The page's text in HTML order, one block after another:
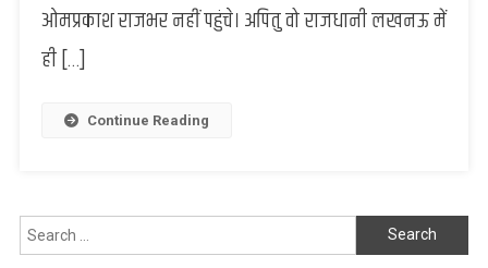
प्रसाद
राजभर,
ने
ओमप्रकाश राजभर नहीं पहुंचे। अपितु वो राजधानी लखनऊ में
ही […]
Continue Reading
Search
for: